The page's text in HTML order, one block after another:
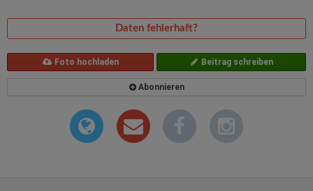
Daten fehlerhaft?
Foto hochladen Beitrag schreiben
Abonnieren
n